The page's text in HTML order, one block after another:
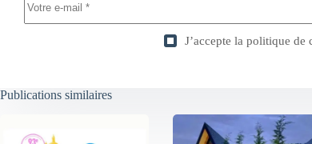
J’accepte la politique de
Publications similaires